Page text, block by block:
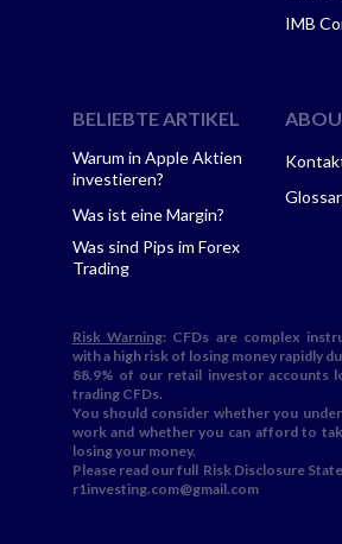
IMB
BELIEBTE ARTIKEL
Warum in Apple Aktien
investieren?
Was ist eine Margin?
Was sind Pips im Forex
Trading
Glossar
Risk Warning: CFDs are complex
with a high risk of losing money rapidly
88.9% of our retail investor accounts
trading CFDs.
You should consider whether you
work and whether you can afford to
losing your money.
Please read our full Risk Disclosure
r1investing.com@gmail.com